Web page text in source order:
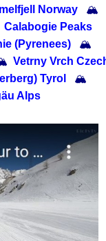
Norway
🏔
Calabogie Peaks
(Pyrenees)
🏔
Vetrny Vrch
Tyrol
🏔
Alps